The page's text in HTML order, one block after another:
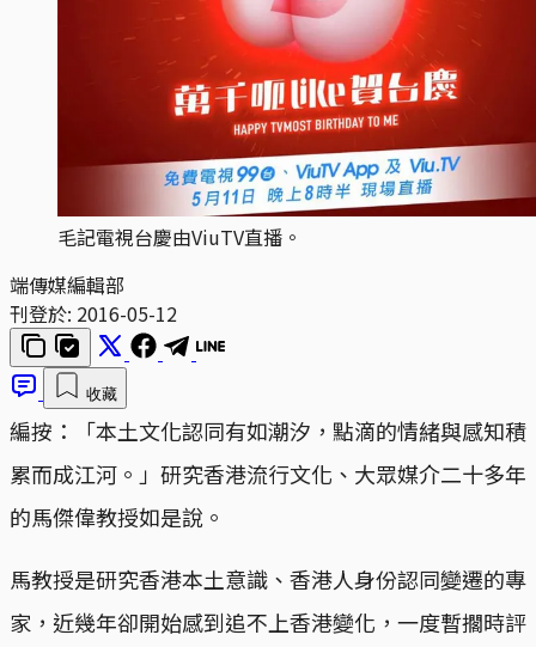
毛記電視台慶由ViuTV直播。
端傳媒編輯部
刊登於: 2016-05-12
收藏
編按：「本土文化認同有如潮汐，點滴的情緒與感知積
累而成江河。」研究香港流行文化、大眾媒介二十多年
的馬傑偉教授如是說。
馬教授是研究香港本土意識、香港人身份認同變遷的專
家，近幾年卻開始感到追不上香港變化，一度暫擱時評